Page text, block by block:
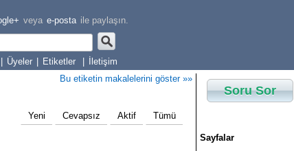
veya e-posta ile paylaşın.
Üyeler Etiketler İletişim
Bu etiketin makalelerini göster »»
Yeni Cevapsız Aktif Tümü
Soru Sor
Sayfalar